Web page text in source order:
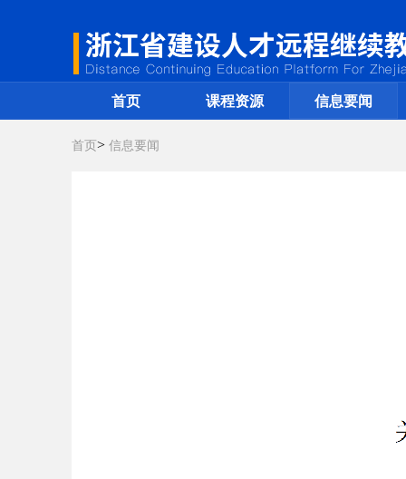
首页 课程资源 信息要闻
首页 > 信息要闻